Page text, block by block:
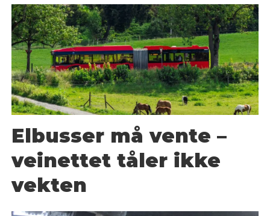
Elbusser må vente –
veinettet tåler ikke
vekten